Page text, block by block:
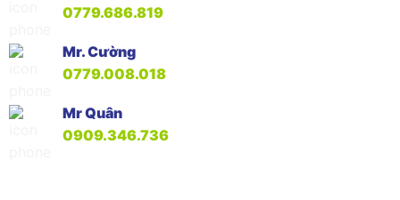
0779.686.819
Mr. Cường
0779.008.018
Mr Quân
0909.346.736